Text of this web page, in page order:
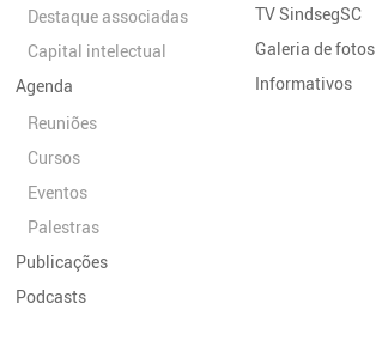
Destaque associadas
Capital intelectual
Agenda
Reuniões
Cursos
Eventos
Palestras
Publicações
Podcasts
TV SindsegSC
Galeria de fotos
Informativos